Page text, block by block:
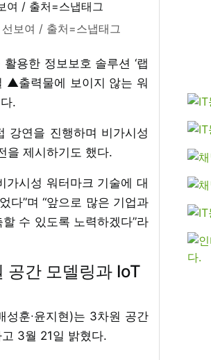
보여 / 출처=스냅태그
용한 정보보호 솔루션 ‘랩
▲출력물에 보이지 않는 워
.
강연을 진행하며 비가시성
을 제시하기도 했다.
가시성 워터마크 기술에 대
다”며 “앞으로 많은 기업과
수 있도록 노력하겠다”라
공간 모델링과 IoT
훈∙윤지현)는 3차원 공간
3월 21일 밝혔다.